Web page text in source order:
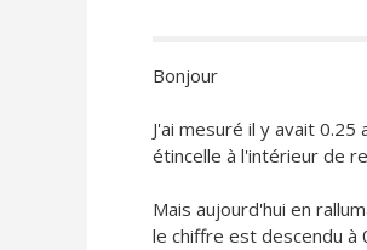
Bonjour
J'ai mesuré il y avait
étincelle à l'intérieur de
Mais aujourd'hui en
le chiffre est descendu à